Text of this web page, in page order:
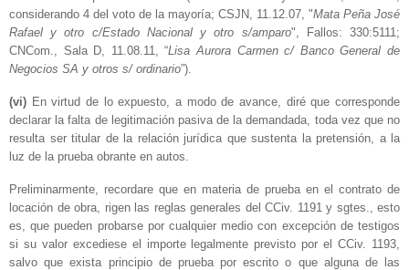
considerando 4 del voto de la mayoría; CSJN, 11.12.07, "Mata Peña José
Rafael y otro c/Estado Nacional y otro s/amparo", Fallos: 330:5111;
CNCom., Sala D, 11.08.11, “Lisa Aurora Carmen c/ Banco General de
Negocios SA y otros s/ ordinario”).
(vi) En virtud de lo expuesto, a modo de avance, diré que corresponde
declarar la falta de legitimación pasiva de la demandada, toda vez que no
resulta ser titular de la relación jurídica que sustenta la pretensión, a la
luz de la prueba obrante en autos.
Preliminarmente, recordare que en materia de prueba en el contrato de
locación de obra, rigen las reglas generales del CCiv. 1191 y sgtes., esto
es, que pueden probarse por cualquier medio con excepción de testigos
si su valor excediese el importe legalmente previsto por el CCiv. 1193,
salvo que exista principio de prueba por escrito o que alguna de las